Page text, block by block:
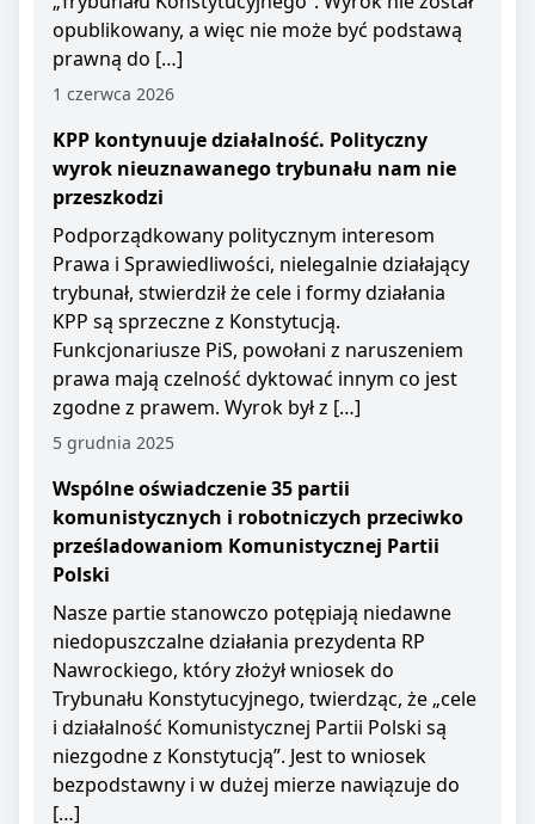
opublikowany, a więc nie może być podstawą
prawną do […]
1 czerwca 2026
KPP kontynuuje działalność. Polityczny
wyrok nieuznawanego trybunału nam nie
przeszkodzi
Podporządkowany politycznym interesom
Prawa i Sprawiedliwości, nielegalnie działający
trybunał, stwierdził że cele i formy działania
KPP są sprzeczne z Konstytucją.
Funkcjonariusze PiS, powołani z naruszeniem
prawa mają czelność dyktować innym co jest
zgodne z prawem. Wyrok był z […]
5 grudnia 2025
Wspólne oświadczenie 35 partii
komunistycznych i robotniczych przeciwko
prześladowaniom Komunistycznej Partii
Polski
Nasze partie stanowczo potępiają niedawne
niedopuszczalne działania prezydenta RP
Nawrockiego, który złożył wniosek do
Trybunału Konstytucyjnego, twierdząc, że „cele
i działalność Komunistycznej Partii Polski są
niezgodne z Konstytucją”. Jest to wniosek
bezpodstawny i w dużej mierze nawiązuje do
[…]